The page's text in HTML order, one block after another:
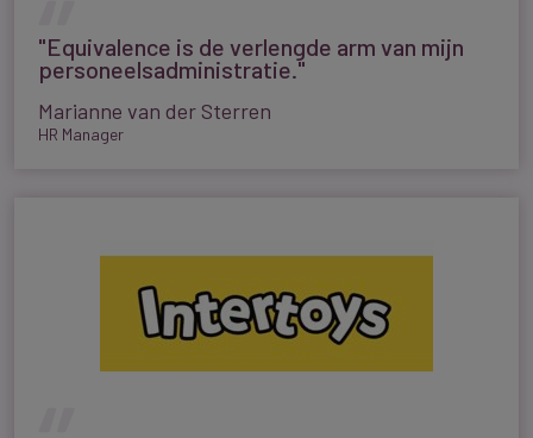
"Equivalence is de verlengde arm van mijn
personeelsadministratie."
Marianne van der Sterren
HR Manager